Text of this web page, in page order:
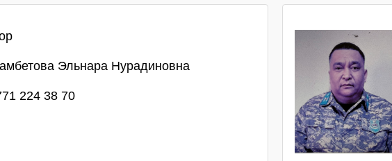
Эльнара Нурадиновна
224 38 70